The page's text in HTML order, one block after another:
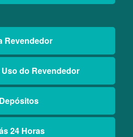
Revendedor
do Revendedor
Depósitos
24 Horas